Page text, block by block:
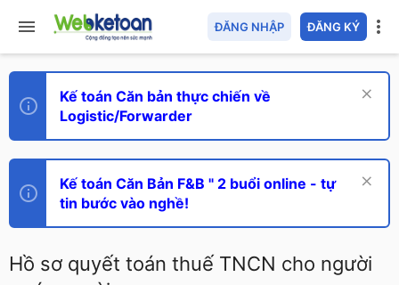
ĐĂNG NHẬP ĐĂNG KÝ
Kế toán Căn bản thực chiến về
Logistic/Forwarder
Kế toán Căn Bản F&B " 2 buổi online - tự
tin bước vào nghề!
Hồ sơ quyết toán thuế TNCN cho người